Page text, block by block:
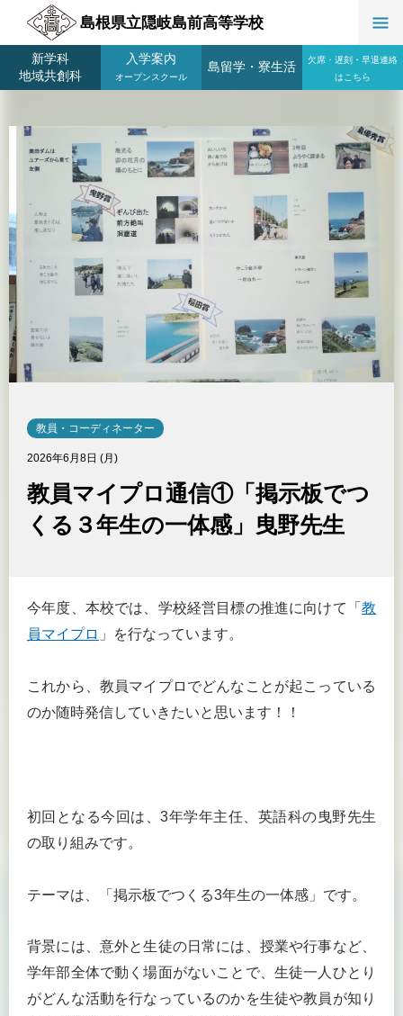
島根県立隠岐島前高等学校
新学科
地域共創科
入学案内
オープンスクール
島留学 ・ 寮生活
欠席・遅刻・早退連絡
はこちら
教員・コーディネーター
2026年6月8日 (月)
教員マイプロ通信①「掲示板でつ
くる３年生の一体感」曳野先生
今年度、本校では、学校経営目標の推進に向けて「 教
員マイプロ 」を行なっています。
これから、教員マイプロでどんなことが起こっている
のか随時発信していきたいと思います！！
初回となる今回は、3年学年主任、英語科の曳野先生
の取り組みです。
テーマは、「掲示板でつくる3年生の一体感」です。
背景には、意外と生徒の日常には、授業や行事など、
学年部全体で動く場面がないことで、生徒一人ひとり
がどんな活動を行なっているのかを生徒や教員が知り